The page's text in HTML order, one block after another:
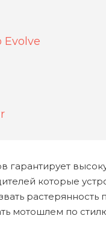
Evolve
которые
мотошлем по